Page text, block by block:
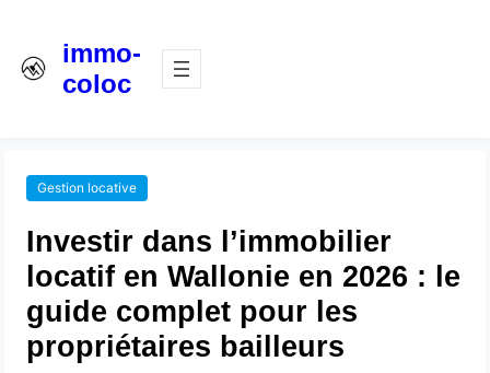
immo-
coloc
Gestion locative
Investir dans l’immobilier
locatif en Wallonie en 2026 : le
guide complet pour les
propriétaires bailleurs